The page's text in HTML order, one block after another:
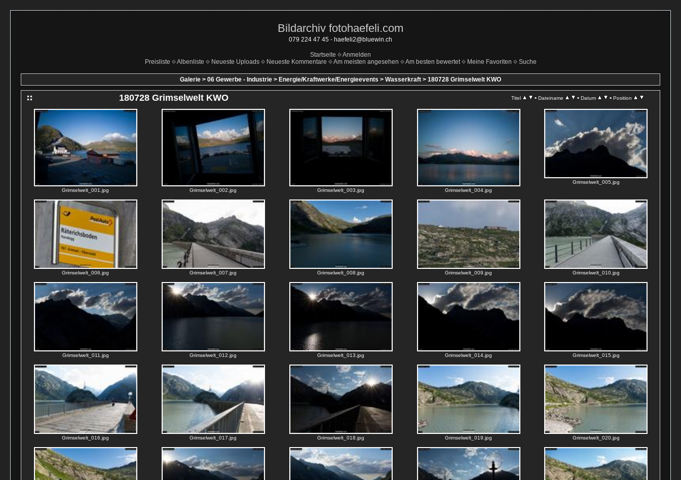
Bildarchiv fotohaefeli.com
079 224 47 45 - haefeli2@bluewin.ch
Startseite
Anmelden
Preisliste
Albenliste Neueste Uploads Neueste Kommentare Am meisten angesehen Am besten bewertet Meine Favoriten Suche
Galerie > 06 Gewerbe - Industrie > Energie/Kraftwerke/Energieevents > Wasserkraft > 180728 Grimselwelt KWO
180728 Grimselwelt KWO Titel • Dateiname • Datum • Position
Grimselwelt_001.jpg Grimselwelt_002.jpg Grimselwelt_003.jpg Grimselwelt_004.jpg
Grimselwelt_005.jpg
Grimselwelt_006.jpg Grimselwelt_007.jpg Grimselwelt_008.jpg Grimselwelt_009.jpg Grimselwelt_010.jpg
Grimselwelt_011.jpg Grimselwelt_012.jpg Grimselwelt_013.jpg Grimselwelt_014.jpg Grimselwelt_015.jpg
Grimselwelt_016.jpg Grimselwelt_017.jpg Grimselwelt_018.jpg Grimselwelt_019.jpg Grimselwelt_020.jpg